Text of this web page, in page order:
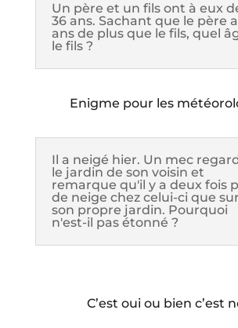
Un père et un fils ont à eux
36 ans. Sachant que le père
ans de plus que le fils, quel
le fils ?
Enigme pour les
Il a neigé hier. Un mec
le jardin de son voisin et
remarque qu'il y a deux fois
de neige chez celui-ci que sur
son propre jardin. Pourquoi
n'est-il pas étonné ?
C’est oui ou bien c’est